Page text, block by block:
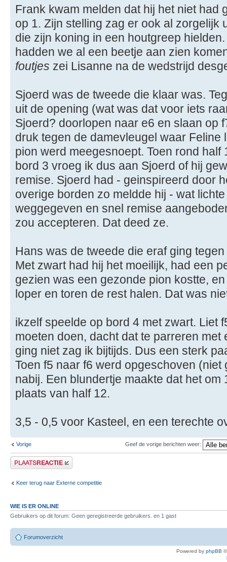
Frank kwam melden dat hij het niet had
op 1. Zijn stelling zag er ook al zorgelijk
die zijn koning in een houtgreep
hadden we al een beetje aan zien
foutjes zei Lisanne na de wedstrijd
Sjoerd was de tweede die klaar was.
uit de opening (wat was dat voor iets
Sjoerd? doorlopen naar e6 en slaan op
druk tegen de damevleugel waar Feline
pion werd meegesnoept. Toen rond half
bord 3 vroeg ik dus aan Sjoerd of hij
remise. Sjoerd had - geinspireerd door
overige borden zo meldde hij - wat
weggegeven en snel remise
zou accepteren. Dat deed ze.
Hans was de tweede die eraf ging
Met zwart had hij het moeilijk, had een
gezien was een gezonde pion kostte,
loper en toren de rest halen. Dat was
ikzelf speelde op bord 4 met zwart. Liet
moeten doen, dacht dat te parreren met
ging niet zag ik bijtijds. Dus een sterk
Toen f5 naar f6 werd opgeschoven
nabij. Een blundertje maakte dat het om
plaats van half 12.
3,5 - 0,5 voor Kasteel, en een terechte
Vorige Geef de vorige berichten weer:
Plaats een reactie
Keer terug naar Externe competitie
WIE IS ER ONLINE
Gebruikers op dit forum: Geen geregistreerde gebruikers. en 1 gast
Forumoverzicht
Powered by phpBB